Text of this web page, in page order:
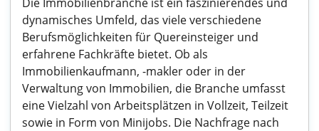
dynamisches Umfeld, das viele verschiedene
Berufsmöglichkeiten für Quereinsteiger und
erfahrene Fachkräfte bietet. Ob als
Immobilienkaufmann, -makler oder in der
Verwaltung von Immobilien, die Branche umfasst
eine Vielzahl von Arbeitsplätzen in Vollzeit, Teilzeit
sowie in Form von Minijobs. Die Nachfrage nach